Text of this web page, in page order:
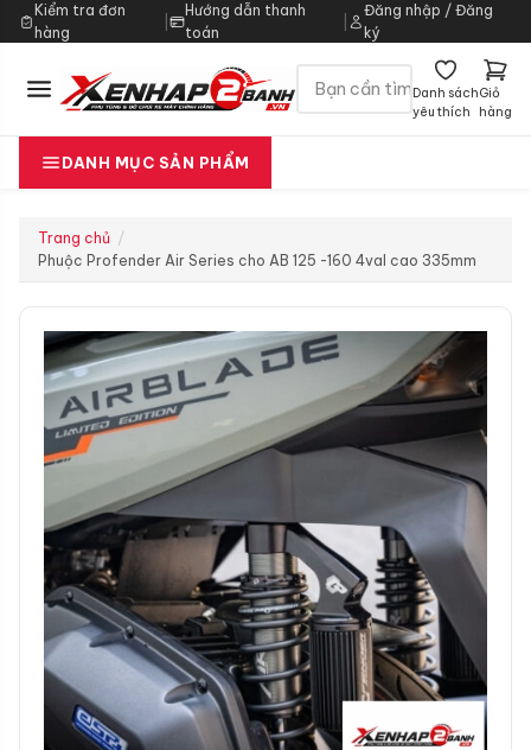
Kiểm tra đơn
hàng
|
Hướng dẫn thanh
toán
Đăng nhập / Đăng
ký
Danh sách
yêu thích
Giỏ
hàng
DANH MỤC SẢN PHẨM
Trang chủ
Phuộc Profender Air Series cho AB 125 -160 4val cao 335mm